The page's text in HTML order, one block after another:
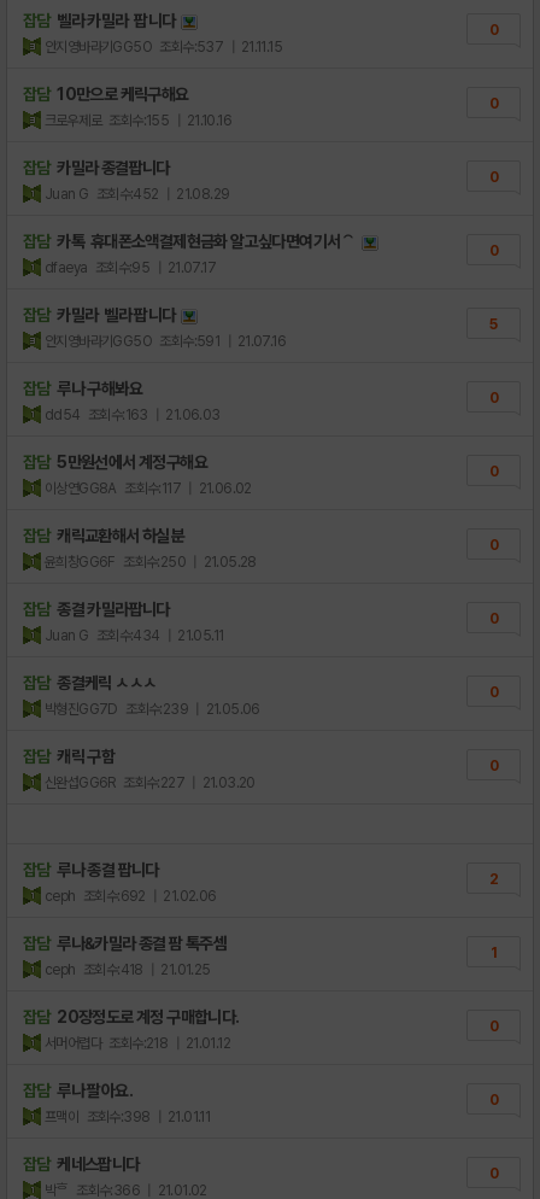
잡담 벨라 카밀라 팝니다
안지영바라기GG5O 조회수:537 | 21.11.15
0
잡담 10만으로 케릭구해요
크로우제로 조회수:155 | 21.10.16
0
잡담 카밀라 종결팝니다
Juan G 조회수:452 | 21.08.29
0
잡담 카톡 휴대폰소액결제현금화 알고싶다면여기서⌒
dfaeya 조회수:95 | 21.07.17
0
잡담 카밀라 벨라 팝니다
안지영바라기GG5O 조회수:591 | 21.07.16
5
잡담 루나 구해봐요
dd54 조회수:163 | 21.06.03
0
잡담 5만원선에서 계정구해요
이상연GG8A 조회수:117 | 21.06.02
0
잡담 캐릭교환해서 하실분
윤희창GG6F 조회수:250 | 21.05.28
0
잡담 종결 카밀라팝니다
Juan G 조회수:434 | 21.05.11
0
잡담 종결케릭 ㅅㅅㅅ
박형진GG7D 조회수:239 | 21.05.06
0
잡담 캐릭 구함
신완섭GG6R 조회수:227 | 21.03.20
0
잡담 루나 종결 팝니다
ceph 조회수:692 | 21.02.06
2
잡담 루나&카밀라 종결 팜 톡주셈
ceph 조회수:418 | 21.01.25
1
잡담 20장정도로 계정 구매합니다.
서머어렵다 조회수:218 | 21.01.12
0
잡담 루나 팔아요.
프맥이 조회수:398 | 21.01.11
0
잡담 케네스팝니다
박ᄒ 조회수:366 | 21.01.02
0